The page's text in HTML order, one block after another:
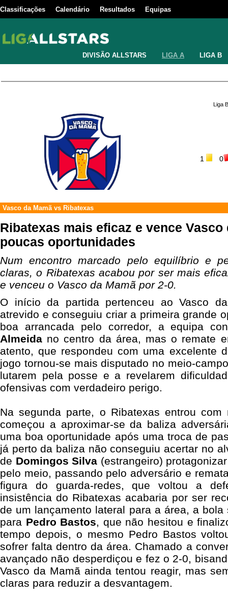
Classificações Calendário Resultados Equipas
DIVISÃO ALLSTARS LIGA A LIGA B
Liga
1 0
Vasco da Mamãvs Ribatexas
Ribatexas mais eficaz e vence Vasco
poucas oportunidades
Num encontro marcado pelo equilíbrio e
claras, o Ribatexas acabou por ser mais
e venceu o Vasco da Mamã por 2-0.
O início da partida pertenceu ao Vasco
atrevido e conseguiu criar a primeira grande
boa arrancada pelo corredor, a equipa
Almeida no centro da área, mas o remate
atento, que respondeu com uma excelente
jogo tornou-se mais disputado no meio-
lutarem pela posse e a revelarem
ofensivas com verdadeiro perigo.
Na segunda parte, o Ribatexas entrou
começou a aproximar-se da baliza
uma boa oportunidade após uma troca de
já perto da baliza não conseguiu acertar no
de Domingos Silva (estrangeiro)
pelo meio, passando pelo adversário e
figura do guarda-redes, que voltou a
insistência do Ribatexas acabaria por ser
de um lançamento lateral para a área, a
para Pedro Bastos, que não hesitou e
tempo depois, o mesmo Pedro Bastos
sofrer falta dentro da área. Chamado a
avançado não desperdiçou e fez o 2-0,
Vasco da Mamã ainda tentou reagir, mas
claras para reduzir a desvantagem.